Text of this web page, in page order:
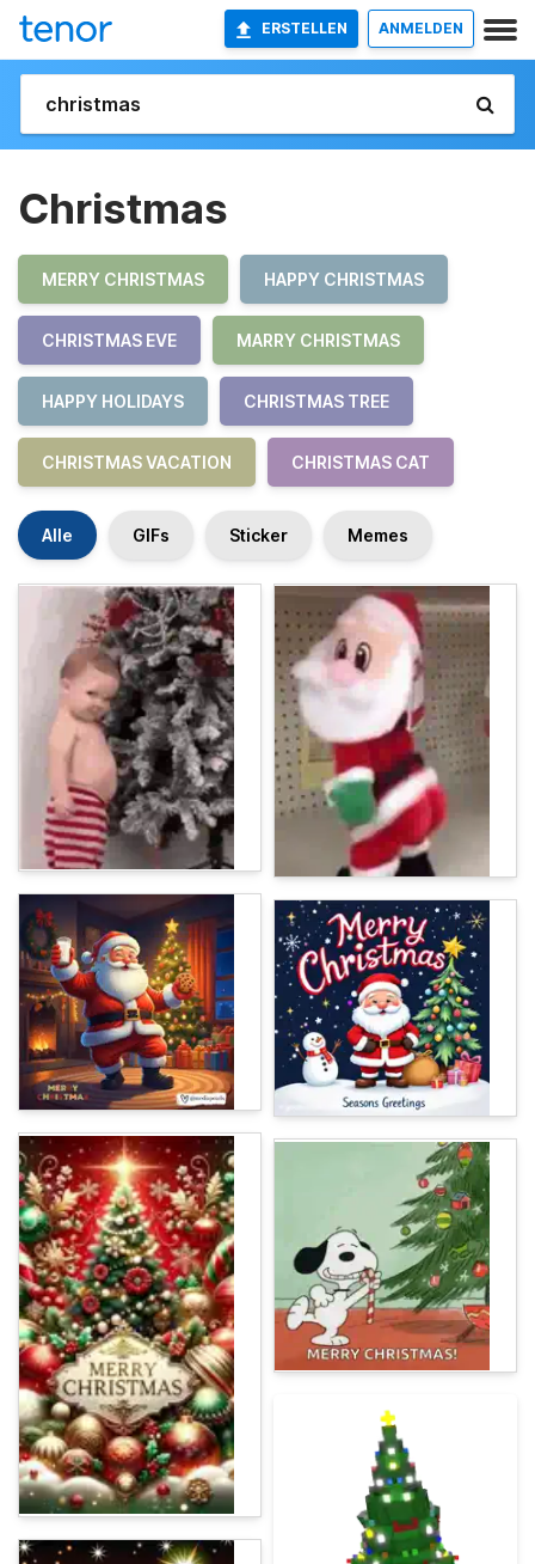
ERSTELLEN ANMELDEN
Christmas
MERRY CHRISTMAS HAPPY CHRISTMAS
CHRISTMAS EVE MARRY CHRISTMAS
HAPPY HOLIDAYS CHRISTMAS TREE
CHRISTMAS VACATION CHRISTMAS CAT
Alle GIFs Sticker Memes